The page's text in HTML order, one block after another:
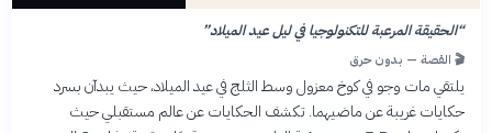
“الحقيقة المرعبة للتكنولوجيا في ليل عيد الميلاد”
🎬 القصة — بدون حرق
يلتقي مات وجو في كوخ معزول وسط الثلج في عيد الميلاد، حيث يبدآن بسرد
حكايات غريبة عن ماضيهما. تكشف الحكايات عن عالم مستقبلي حيث